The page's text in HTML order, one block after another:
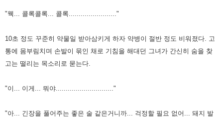
"웩... 콜록콜록... 콜록........................"
10초 정도 꾸준히 약물일 받아삼키게 하자 약병이 절반 정도 비워졌다. 고
통에 몸부림치며 손발이 묶인 채로 기침을 해대던 그녀가 간신히 숨을 찾
고는 떨리는 목소리로 묻는다.
"이... 이게... 뭐야............................."
"아... 긴장을 풀어주는 좋은 술 같은거니까... 걱정할 필요 없어... 돼지 발